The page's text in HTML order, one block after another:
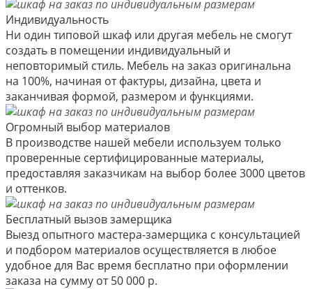
Индивидуальность
Ни один типовой шкаф или другая мебель не смогут
создать в помещении индивидуальный и
неповторимый стиль. Мебель на заказ оригинальна
на 100%, начиная от фактуры, дизайна, цвета и
заканчивая формой, размером и функциями.
Огромный выбор материалов
В производстве нашей мебели используем только
проверенные сертифицированные материалы,
предоставляя заказчикам на выбор более 3000 цветов
и оттенков.
Бесплатный вызов замерщика
Выезд опытного мастера-замерщика с консультацией
и подбором материалов осуществляется в любое
удобное для Вас время бесплатно при оформлении
заказа на сумму от 50 000 р.